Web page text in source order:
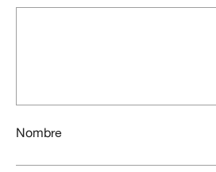
Nombre